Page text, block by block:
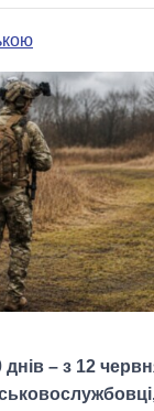
– з 12